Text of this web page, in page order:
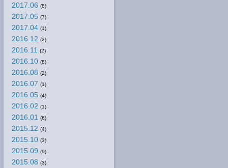
2017.06 (8)
2017.05 (7)
2017.04 (1)
2016.12 (2)
2016.11 (2)
2016.10 (8)
2016.08 (2)
2016.07 (1)
2016.05 (4)
2016.02 (1)
2016.01 (6)
2015.12 (4)
2015.10 (3)
2015.09 (9)
2015.08 (3)